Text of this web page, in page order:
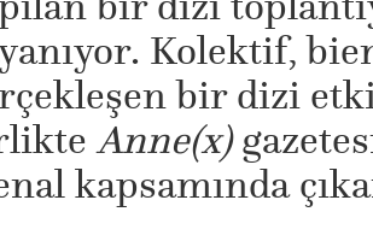
Kolektif,
bir dizi
Anne(x)
kapsamında